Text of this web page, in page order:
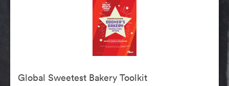
Global Sweetest Bakery Toolkit